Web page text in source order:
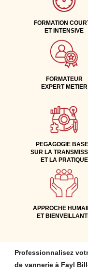
FORMATION
ET INTENSIVE
FORMATEUR
EXPERT METIER
PEGAGOGIE
SUR LA
ET LA PRATIQUE
APPROCHE
ET
Professionnalisez
de vannerie à Fayl